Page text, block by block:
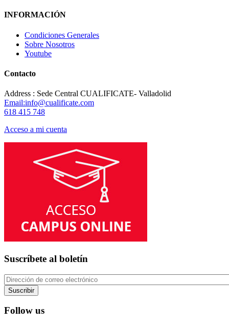
INFORMACIÓN
Condiciones Generales
Sobre Nosotros
Youtube
Contacto
Address : Sede Central CUALIFICATE- Valladolid
Email:info@cualificate.com
618 415 748
Acceso a mi cuenta
Suscríbete al boletín
Suscribir
Follow us